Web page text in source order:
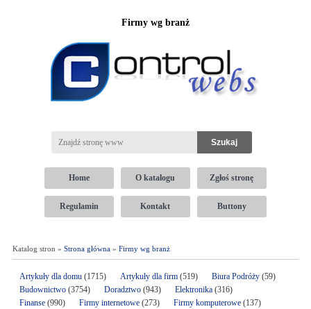
Firmy wg branż
Home O katalogu Zgłoś stronę
Regulamin Kontakt Buttony
Katalog stron » Strona główna» Firmy wg branż
Artykuły dla domu(1715) Artykuły dla firm(519) Biura Podróży(59)
Budownictwo(3754) Doradztwo(943) Elektronika (316)
Finanse(990) Firmy internetowe (273) Firmy komputerowe(137)